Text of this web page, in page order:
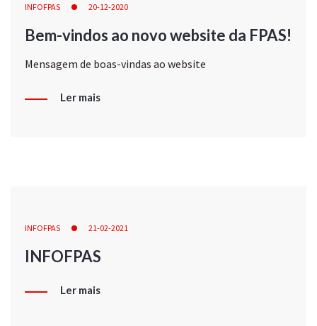
INFOFPAS 20-12-2020
Bem-vindos ao novo website da FPAS!
Mensagem de boas-vindas ao website
Ler mais
INFOFPAS 21-02-2021
INFOFPAS
Ler mais